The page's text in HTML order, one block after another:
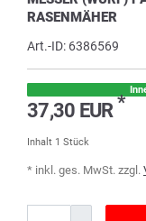
RASENMÄHER
Art.-ID: 6386569
37,30 EUR*
Inhalt 1 Stück
* inkl. ges. MwSt. zzgl.